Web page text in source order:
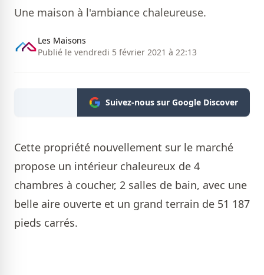
Une maison à l'ambiance chaleureuse.
Les Maisons
Publié le vendredi 5 février 2021 à 22:13
Suivez-nous sur Google Discover
Cette propriété nouvellement sur le marché
propose un intérieur chaleureux de 4
chambres à coucher, 2 salles de bain, avec une
belle aire ouverte et un grand terrain de 51 187
pieds carrés.